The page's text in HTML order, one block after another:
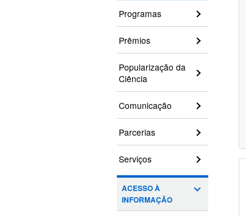
Programas
Prêmios
Popularização da
Ciência
Comunicação
Parcerias
Serviços
ACESSO À
INFORMAÇÃO